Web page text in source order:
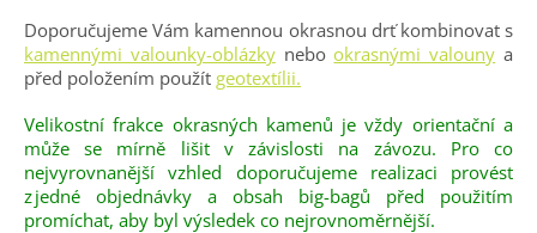
Doporučujeme Vám kamennou okrasnou drť kombinovat s
kamennými valounky-oblázkynebookrasnými valouny a
před položením použít geotextílii.
Velikostní frakce okrasných kamenů je vždy orientační a
může se mírně lišit v závislosti na závozu. Pro co
nejvyrovnanější vzhled doporučujeme realizaci provést
z jedné objednávky a obsah big-bagů před použitím
promíchat, aby byl výsledek co nejrovnoměrnější.